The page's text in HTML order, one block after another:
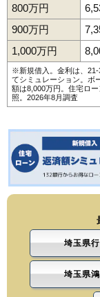
800万円
900万円
1,000万円
※新規借入。金利は、21-
てシミュレーション。ボ
額は8,000万円。 住宅ロー
照。2026年8月調査
埼玉県
埼玉県